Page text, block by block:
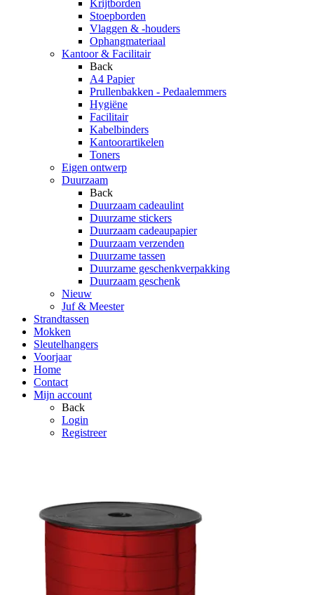
Krijtborden
Stoepborden
Vlaggen & -houders
Ophangmateriaal
Kantoor & Facilitair
Back
A4 Papier
Prullenbakken - Pedaalemmers
Hygiëne
Facilitair
Kabelbinders
Kantoorartikelen
Toners
Eigen ontwerp
Duurzaam
Back
Duurzaam cadeaulint
Duurzame stickers
Duurzaam cadeaupapier
Duurzaam verzenden
Duurzame tassen
Duurzame geschenkverpakking
Duurzaam geschenk
Nieuw
Juf & Meester
Strandtassen
Mokken
Sleutelhangers
Voorjaar
Home
Contact
Mijn account
Back
Login
Registreer